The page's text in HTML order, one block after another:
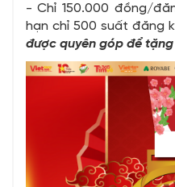
- Chỉ 150.000 đồng/
hạn chỉ 500 suất đăng
được quyên góp để